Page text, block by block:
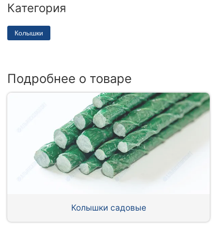
Категория
Колышки
Подробнее о товаре
Колышки садовые